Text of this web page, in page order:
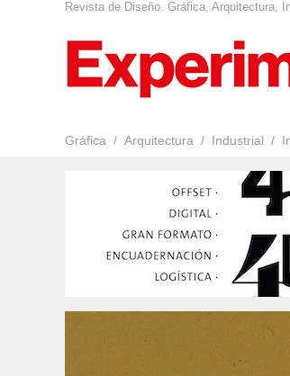
Revista de Diseño. Gráfica, Arquitectura,
Gráfica Arquitectura Industrial